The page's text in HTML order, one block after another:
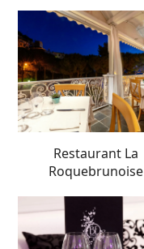
Restaurant La
Roquebrunoise